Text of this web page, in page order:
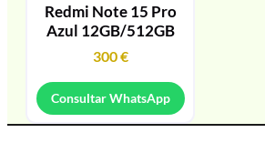
Redmi Note 15 Pro
Azul 12GB/512GB
300€
Consultar WhatsApp